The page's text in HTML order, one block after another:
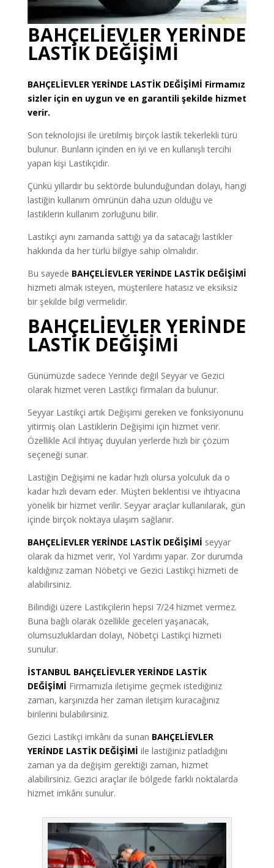
BAHÇELİEVLERYERİNDE
LASTİK DEĞİŞİMİ
BAHÇELİEVLER YERİNDE LASTİK DEĞİŞİMİ Firmamız
sizler için en uygun ve en garantili şekilde hizmet
verir.
Son teknolojisi ile üretilmiş birçok lastik tekerlekli türü
bulunur. Bunların içinden en iyi ve en kullanışlı tercihi
yapan kişi Lastikçidir.
Çünkü yıllardır bu sektörde bulunduğundan dolayı, hangi
lastiğin kullanım ömrünün daha uzun olduğu ve
lastiklerin kullanım zorluğunu bilir.
Lastikçi aynı zamanda sattığı ya da satacağı lastikler
hakkında da her türlü bilgiye sahip olmalıdır.
Bu sayede BAHÇELİEVLER YERİNDE LASTİK DEĞİŞİMİ
hizmeti almak isteyen, müşterilere hatasız ve eksiksiz
bir şekilde bilgi vermelidir.
BAHÇELİEVLER YERİNDE
LASTİK DEĞİŞİMİ
Günümüzde sadece Yerinde değil Seyyar ve Gezici
olarak hizmet veren Lastikçi firmaları da bulunur.
Seyyar Lastikçi artık Değişimi gereken ve fonksiyonunu
yitirmiş olan Lastiklerin Değişimi için hizmet verir.
Özellikle Acil ihtiyaç duyulan yerlerde hızlı bir çözüm
seçeneği sunar.
Lastiğin Değişimi ne kadar hızlı olursa yolculuk da o
kadar hızlı devam eder. Müşteri beklentisi ve ihtiyacına
yönelik bir hizmet verilir. Seyyar araçlar kullanılarak, gün
içinde birçok noktaya ulaşım sağlanır.
BAHÇELİEVLER YERİNDE LASTİK DEĞİŞİMİ seyyar
olarak da hizmet verir, Yol Yardımı yapar. Zor durumda
kaldığınız zaman Nöbetçi ve Gezici Lastikçi hizmeti de
alabilirsiniz.
Bilindiği üzere Lastikçilerin hepsi 7/24 hizmet vermez.
Buna bağlı olarak özellikle geceleri yaşanacak,
olumsuzluklardan dolayı, Nöbetçi Lastikçi hizmeti
sunulur.
İSTANBUL BAHÇELİEVLER YERİNDE LASTİK
DEĞİŞİMİ Firmamızla iletişime geçmek istediğiniz
zaman, karşınızda her zaman iletişim kuracağınız
birilerini bulabilirsiniz.
Gezici Lastikçi imkânı da sunan BAHÇELİEVLER
YERİNDE LASTİK DEĞİŞİMİ ile lastiğiniz patladığını
zaman ya da değişim gerektiği zaman, hizmet
alabilirsiniz. Gezici araçlar ile bölgede farklı noktalarda
hizmet imkânı sunulur.